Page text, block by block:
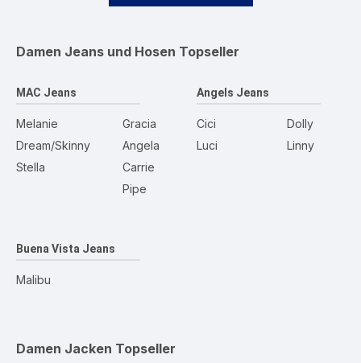
Damen Jeans und Hosen Topseller
MAC Jeans
Melanie
Dream/Skinny
Stella
Gracia
Angela
Carrie
Pipe
Angels Jeans
Cici
Luci
Dolly
Linny
Buena Vista Jeans
Malibu
Damen Jacken Topseller